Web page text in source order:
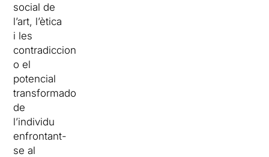
social de
l’art, l’ètica
i les
contradiccions
o el
potencial
transformador
de
l’individu
enfrontant-
se al